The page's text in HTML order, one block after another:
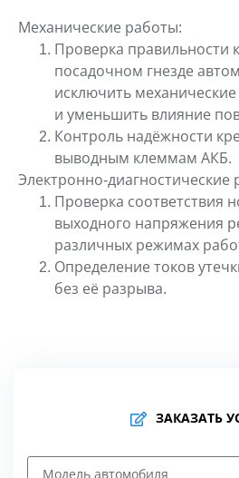
Механические работы:
Проверка правильности
посадочном гнезде
исключить
и уменьшить влияние
Контроль надёжности
выводным клеммам АКБ.
Электронно-диагностические
Проверка соответствия
выходного напряжения
различных режимах
Определение токов
без её разрыва.
ЗАКАЗАТЬ